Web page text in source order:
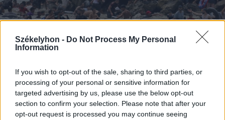
Székelyhon - Do Not Process My Personal
Information
If you wish to opt-out of the sale, sharing to third parties, or
processing of your personal or sensitive information for
targeted advertising by us, please use the below opt-out
section to confirm your selection. Please note that after your
opt-out request is processed you may continue seeing
2026. július 31., péntek
Migrációs válság Ceutában: több
tízezer határsértő jutott be a
spanyol városba Marokkó felől